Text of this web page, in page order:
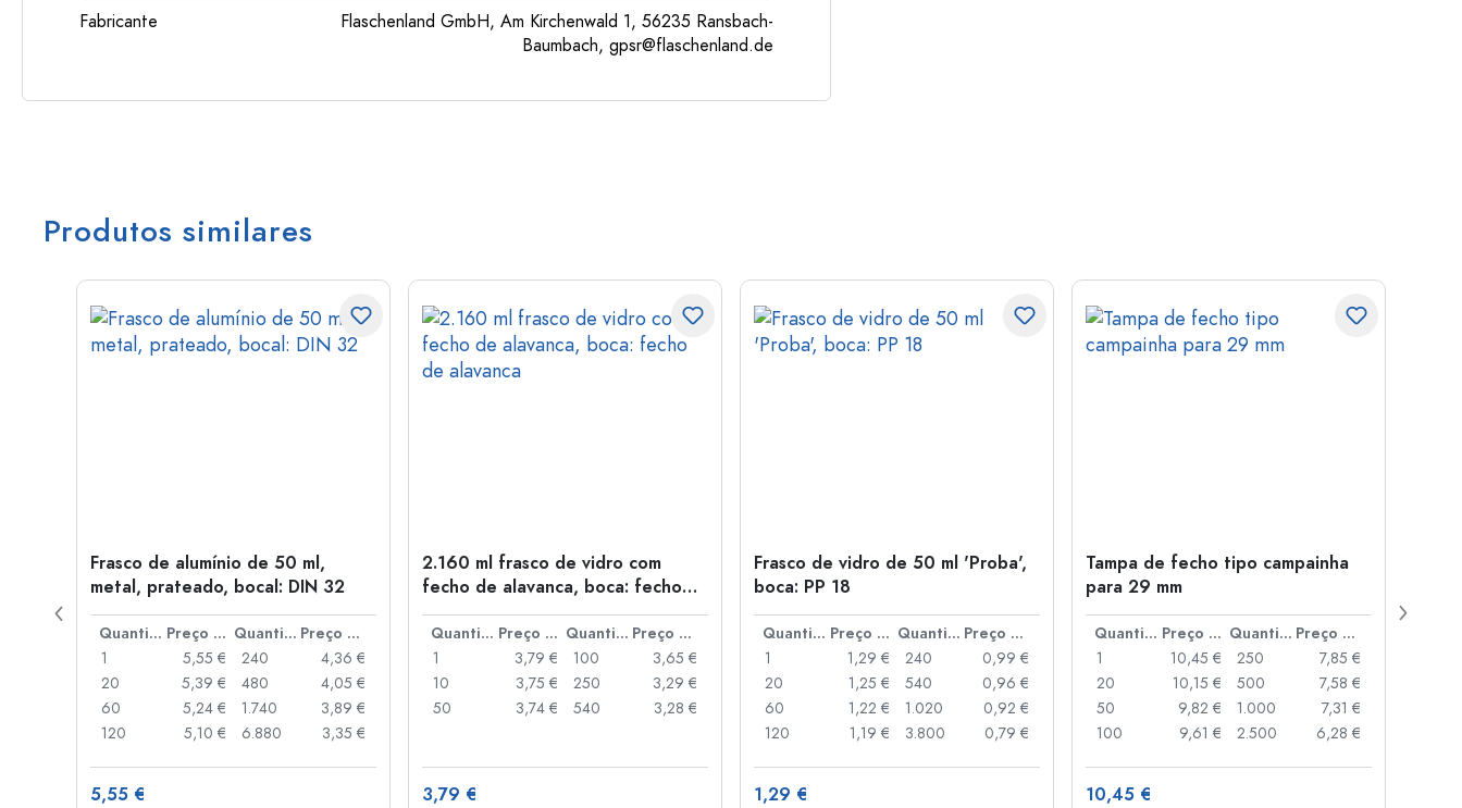
Fabricante
Flaschenland GmbH, Am Kirchenwald 1, 56235 Ransbach-
Baumbach, gpsr@flaschenland.de
Produtos similares
Frasco de alumínio de 50 ml,
metal, prateado, bocal: DIN 32
Quantidade Preço por peça Quantidade
Preço por peça
1
5,55 €
20
5,39 €
60
5,24 €
120
5,10 €
240
4,36 €
480
4,05 €
1.740
3,89 €
6.880
3,35 €
5,55 €
2.160 ml frasco de vidro com
fecho de alavanca, boca: fecho
de alavanca
Quantidade Preço por peça Quantidade
Preço por peça
1
3,79 €
10
3,75 €
50
3,74 €
100
3,65 €
250
3,29 €
540
3,28 €
3,79 €
Frasco de vidro de 50 ml 'Proba',
boca: PP 18
Quantidade Preço por peça Quantidade
Preço por peça
1
1,29 €
20
1,25 €
60
1,22 €
120
1,19 €
240
0,99 €
540
0,96 €
1.020
0,92 €
3.800
0,79 €
1,29 €
Tampa de fecho tipo campainha
para 29 mm
Quantidade Preço por peça Quantidade
Preço por peça
1
10,45 €
20
10,15 €
50
9,82 €
100
9,61 €
250
7,85 €
500
7,58 €
1.000
7,31 €
2.500
6,28 €
10,45 €